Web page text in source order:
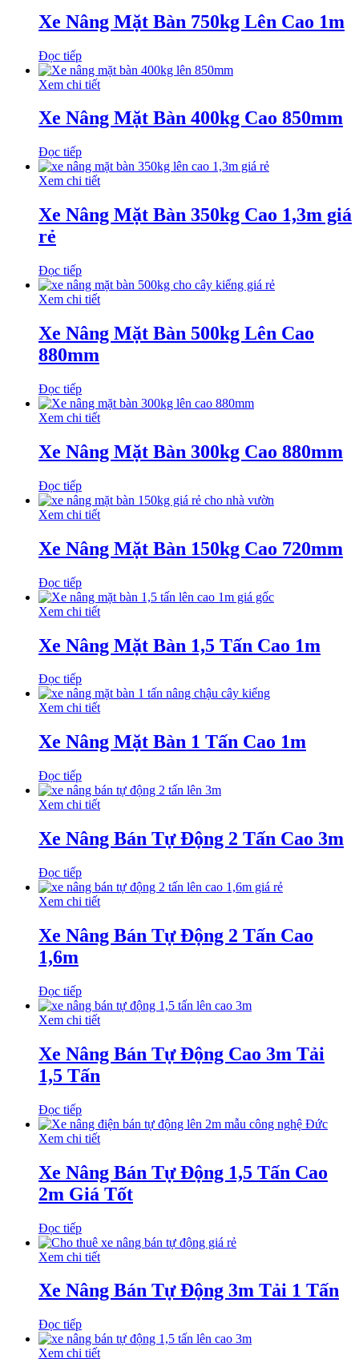
Xe Nâng Mặt Bàn 750kg Lên Cao 1m
Đọc tiếp
Xem chi tiết
Xe Nâng Mặt Bàn 400kg Cao 850mm
Đọc tiếp
Xem chi tiết
Xe Nâng Mặt Bàn 350kg Cao 1,3m giá
rẻ
Đọc tiếp
Xem chi tiết
Xe Nâng Mặt Bàn 500kg Lên Cao
880mm
Đọc tiếp
Xem chi tiết
Xe Nâng Mặt Bàn 300kg Cao 880mm
Đọc tiếp
Xem chi tiết
Xe Nâng Mặt Bàn 150kg Cao 720mm
Đọc tiếp
Xem chi tiết
Xe Nâng Mặt Bàn 1,5 Tấn Cao 1m
Đọc tiếp
Xem chi tiết
Xe Nâng Mặt Bàn 1 Tấn Cao 1m
Đọc tiếp
Xem chi tiết
Xe Nâng Bán Tự Động 2 Tấn Cao 3m
Đọc tiếp
Xem chi tiết
Xe Nâng Bán Tự Động 2 Tấn Cao
1,6m
Đọc tiếp
Xem chi tiết
Xe Nâng Bán Tự Động Cao 3m Tải
1,5 Tấn
Đọc tiếp
Xem chi tiết
Xe Nâng Bán Tự Động 1,5 Tấn Cao
2m Giá Tốt
Đọc tiếp
Xem chi tiết
Xe Nâng Bán Tự Động 3m Tải 1 Tấn
Đọc tiếp
Xem chi tiết